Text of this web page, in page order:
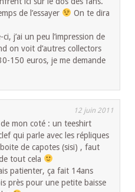
de l’essayer
On te dira
j’ai un peu l’impression de
on voit d’autres collectors
150 euros, je me demande
12 juin 2011
mon coté : un teeshirt
qui parle avec les répliques
de capotes (sisi) , faut
tout cela
patienter, ça fait 14ans
près pour une petite baisse